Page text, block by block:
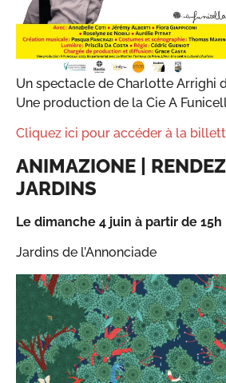
Un spectacle de Charlotte Arrighi
Une production de la Cie A
Cliquez ici pour accéder à la
ANIMAZIONE |
JARDINS
Le dimanche 4 juin à partir de 15h
Jardins de l’Annonciade